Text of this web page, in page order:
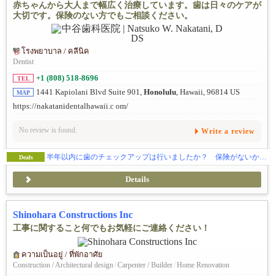
赤ちゃんから大人まで幅広く治療しています。歯は日々のケアが
大切です。保険のない方でもご相談ください。
โรงพยาบาล / คลีนิค
Dentist
TEL +1 (808) 518-8696
MAP 1441 Kapiolani Blvd Suite 901, Honolulu, Hawaii, 96814 US
https://nakatanidentalhawaii.c om/
No review is found. Write a review
Deals
Details
Shinohara Constructions Inc
工事に関すること何でもお気軽にご連絡ください！
ความเป็นอยู่ / ที่พักอาศัย
Construction / Architectural design/Carpenter / Builder/Home Renovation